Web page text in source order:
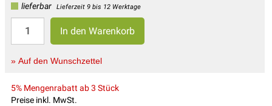
lieferbar
Lieferzeit 9 bis 12 Werktage
» Auf den Wunschzettel
5% Mengenrabatt ab 3 Stück
Preise inkl. MwSt.